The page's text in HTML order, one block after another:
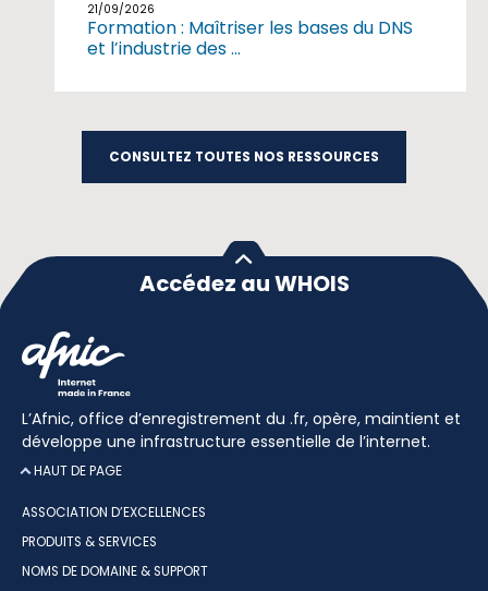
21/09/2026
Formation : Maîtriser les bases du DNS
et l’industrie des ...
CONSULTEZ TOUTES NOS RESSOURCES
Accédez au WHOIS
L’Afnic, office d’enregistrement du .fr, opère, maintient et
développe une infrastructure essentielle de l’internet.
HAUT DE PAGE
ASSOCIATION D’EXCELLENCES
PRODUITS & SERVICES
NOMS DE DOMAINE & SUPPORT